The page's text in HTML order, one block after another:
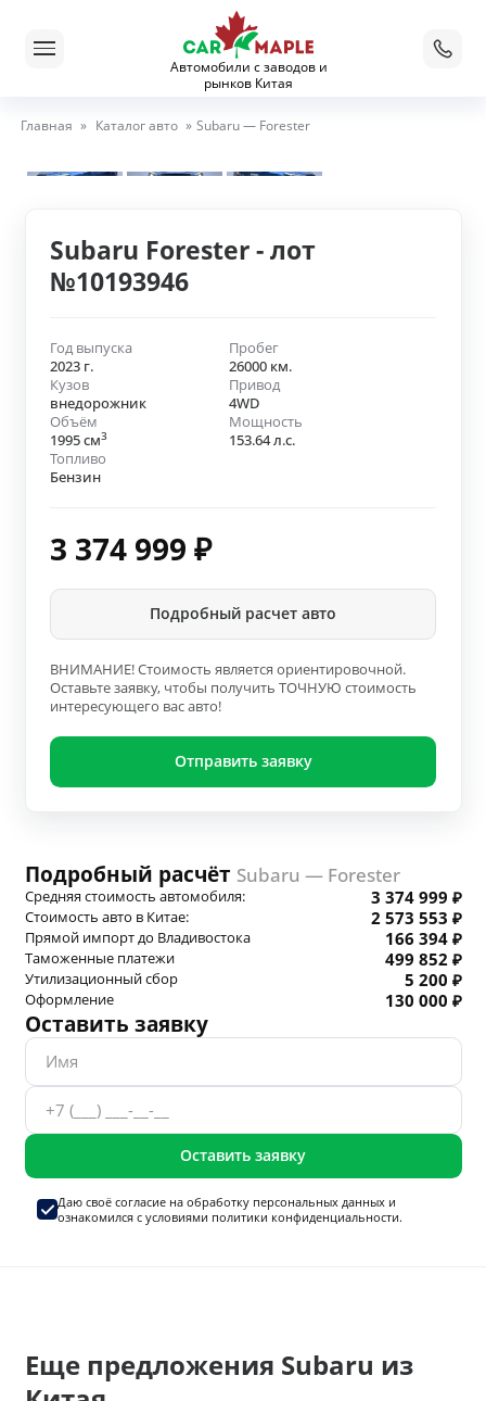
Автомобили с заводов и
рынков Китая
Главная » Каталог авто » Subaru — Forester
Subaru Forester - лот
№10193946
Год выпуска
2023 г.
Пробег
26000 км.
Кузов
внедорожник
Привод
4WD
Объём
1995 см3
Мощность
153.64 л.с.
Топливо
Бензин
3 374 999 ₽
Подробный расчет авто
ВНИМАНИЕ! Стоимость является ориентировочной.
Оставьте заявку, чтобы получить ТОЧНУЮ стоимость
интересующего вас авто!
Отправить заявку
Подробный расчёт Subaru — Forester
Средняя стоимость автомобиля: 3 374 999 ₽
Стоимость авто в Китае: 2 573 553 ₽
Прямой импорт до Владивостока 166 394 ₽
Таможенные платежи 499 852 ₽
Утилизационный сбор 5 200 ₽
Оформление 130 000 ₽
Оставить заявку
Оставить заявку
Даю своё согласие на обработку персональных данныхи
ознакомился с условиями политики конфиденциальности.
Еще предложения Subaru из